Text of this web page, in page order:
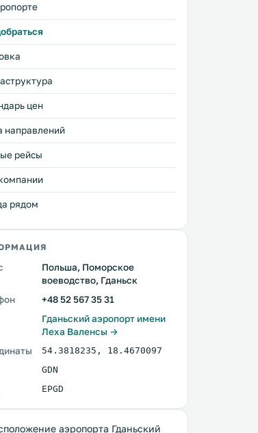
цен
направлений
рейсы
рядом
Польша, Поморское
воеводство, Гданьск
+48 52 567 35 31
Гданьский аэропорт имени
Леха Валенсы →
54.3818235 , 18.4670097
GDN
EPGD